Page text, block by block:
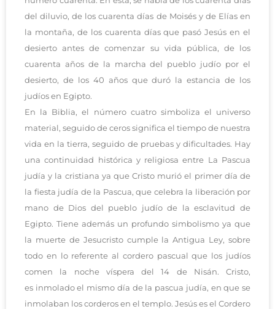
del diluvio, de los cuarenta días de Moisés y de Elías en
la montaña, de los cuarenta días que pasó Jesús en el
desierto antes de comenzar su vida pública, de los
cuarenta años de la marcha del pueblo judío por el
desierto, de los 40 años que duró la estancia de los
judíos en Egipto.
En la Biblia, el número cuatro simboliza el universo
material, seguido de ceros significa el tiempo de nuestra
vida en la tierra, seguido de pruebas y dificultades. Hay
una continuidad histórica y religiosa entre La Pascua
judía y la cristiana ya que Cristo murió el primer día de
la fiesta judía de la Pascua, que celebra la liberación por
mano de Dios del pueblo judío de la esclavitud de
Egipto. Tiene además un profundo simbolismo ya que
la muerte de Jesucristo cumple la Antigua Ley, sobre
todo en lo referente al cordero pascual que los judíos
comen la noche víspera del 14 de Nisán. Cristo,
es inmolado el mismo día de la pascua judía, en que se
inmolaban los corderos en el templo. Jesús es el Cordero